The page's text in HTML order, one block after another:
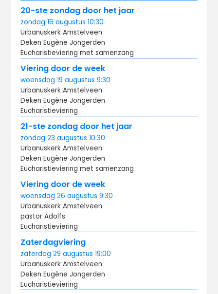
20-ste zondag door het jaar
zondag 16 augustus10:30
Urbanuskerk Amstelveen
Deken Eugène Jongerden
Eucharistieviering met samenzang
Viering door de week
woensdag 19 augustus9:30
Urbanuskerk Amstelveen
Deken Eugène Jongerden
Eucharistieviering
21-ste zondag door het jaar
zondag 23 augustus10:30
Urbanuskerk Amstelveen
Deken Eugène Jongerden
Eucharistieviering met samenzang
Viering door de week
woensdag 26 augustus9:30
Urbanuskerk Amstelveen
pastor Adolfs
Eucharistieviering
Zaterdagviering
zaterdag 29 augustus19:00
Urbanuskerk Amstelveen
Deken Eugène Jongerden
Eucharistieviering